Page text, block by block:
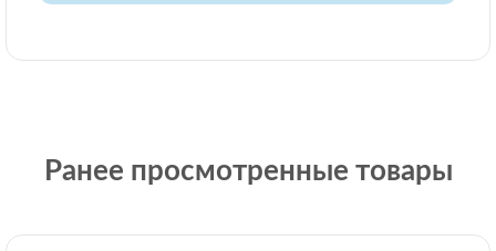
Ранее просмотренные товары